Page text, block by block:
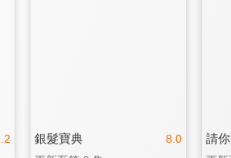
8.0
銀髮寶典 請